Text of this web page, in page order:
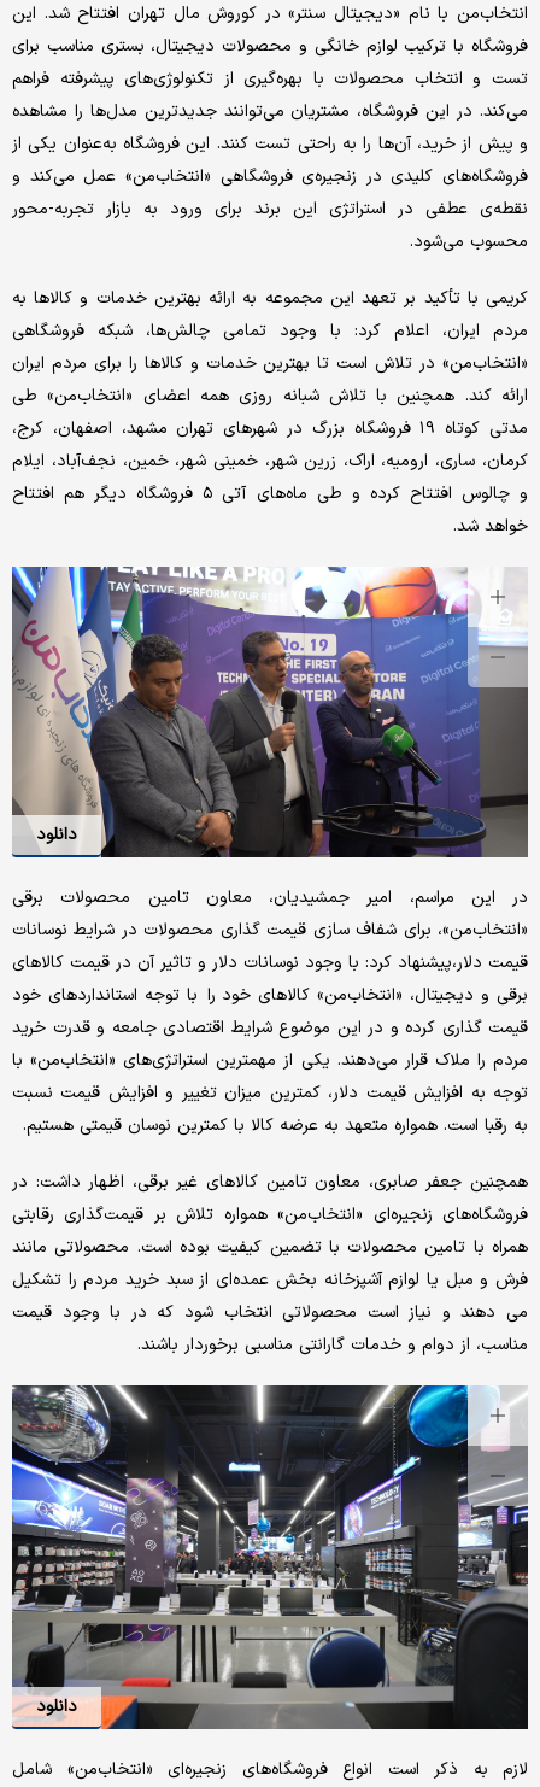
انتخاب‌من با نام «دیجیتال سنتر» در کوروش مال تهران افتتاح شد. این
فروشگاه با ترکیب لوازم خانگی و محصولات دیجیتال، بستری مناسب برای
تست و انتخاب محصولات با بهره‌گیری از تکنولوژی‌های پیشرفته فراهم
می‌کند. در این فروشگاه، مشتریان می‌توانند جدیدترین مدل‌ها را مشاهده
و پیش از خرید، آن‌ها را به راحتی تست کنند. این فروشگاه به‌عنوان یکی از
فروشگاه‌های کلیدی در زنجیره‌ی فروشگاهی «انتخاب‌من» عمل می‌کند و
نقطه‌ی عطفی در استراتژی این برند برای ورود به بازار تجربه-‌محور
محسوب می‌شود.
کریمی با تأکید بر تعهد این مجموعه به ارائه بهترین خدمات و کالاها به
مردم ایران، اعلام کرد: با وجود تمامی چالش‌ها، شبکه فروشگاهی
«انتخاب‌من» در تلاش است تا بهترین خدمات و کالاها را برای مردم ایران
ارائه کند. همچنین با تلاش شبانه روزی همه اعضای «انتخاب‌من» طی
مدتی کوتاه ۱۹ فروشگاه بزرگ در شهرهای تهران مشهد، اصفهان، کرج،
کرمان، ساری، ارومیه، اراک، زرین شهر، خمینی شهر، خمین، نجف‌آباد، ایلام
و چالوس افتتاح کرده‌ و طی ماه‌های آتی ۵ فروشگاه دیگر هم افتتاح
خواهد شد.
دانلود
در این مراسم، امیر جمشیدیان، معاون تامین محصولات برقی
«انتخاب‌من»،‌ برای شفاف سازی قیمت گذاری محصولات در شرایط نوسانات
قیمت دلار،‌پیشنهاد کرد: با وجود نوسانات دلار و تاثیر آن در قیمت کالاهای
برقی و دیجیتال، «انتخاب‌من» کالاهای خود را با توجه استانداردهای خود
قیمت گذاری کرده و در این موضوع شرایط اقتصادی جامعه و قدرت خرید
مردم را ملاک قرار می‌دهند. یکی از مهمترین استراتژی‌های «انتخاب‌من» با
توجه به افزایش قیمت دلار، کمترین میزان تغییر و افزایش قیمت نسبت
به رقبا است. همواره متعهد به عرضه کالا با کمترین نوسان قیمتی هستیم.
همچنین جعفر صابری، معاون تامین کالاهای غیر برقی، اظهار داشت: در
فروشگاه‌های زنجیره‌ای «انتخاب‌من» همواره تلاش بر قیمت‌گذاری رقابتی
همراه با تامین محصولات با تضمین کیفیت بوده است. محصولاتی مانند
فرش و مبل یا لوازم آشپزخانه بخش عمده‌ای از سبد خرید مردم را تشکیل
می دهند و نیاز است محصولاتی انتخاب شود که در با وجود قیمت
مناسب، از دوام و خدمات گارانتی مناسبی برخوردار باشند.
دانلود
لازم به ذکر است انواع فروشگاه‌های زنجیره‌ای «انتخاب‌من» شامل